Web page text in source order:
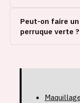
Peut-on faire
perruque verte ?